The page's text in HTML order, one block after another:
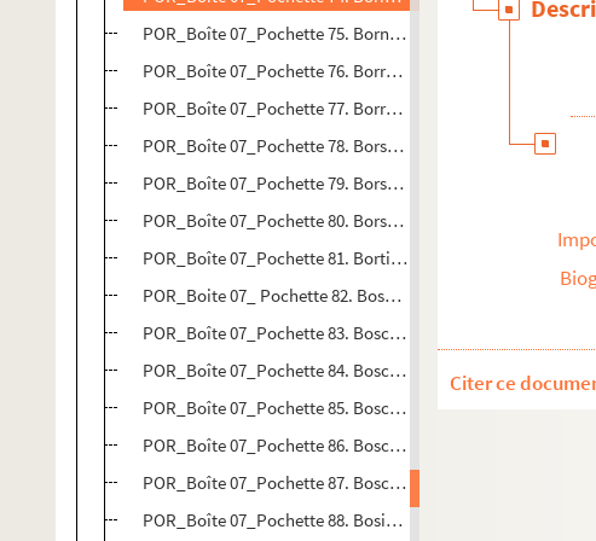
POR_Boîte 07_Pochette 75. Bornier, Henri (Vicomte de)
POR_Boîte 07_Pochette 76. Borromée, Saint Charles
POR_Boîte 07_Pochette 77. Borromée, Gilbert
POR_Boîte 07_Pochette 78. Borssele, Adrien Van
POR_Boîte 07_Pochette 79. Borsele, Franck (De)
POR_Boîte 07_Pochette 80. Borssole, Jean (Van)
POR_Boîte 07_Pochette 81. Bortius, Petrus
POR_Boite 07_ Pochette 82. Bosboom, Simon
POR_Boîte 07_Pochette 83. Boscawen
POR_Boîte 07_Pochette 84. Bosch, Jerôme (de)
POR_Boîte 07_Pochette 85. Boschi, Jean-Charles
POR_Boîte 07_Pochette 86. Bosco, Marguerite
POR_Boîte 07_Pochette 87. Boscowich, Roger-Prosper
POR_Boîte 07_Pochette 88. Bosio, François-Joseph-Gilbert
Citer ce